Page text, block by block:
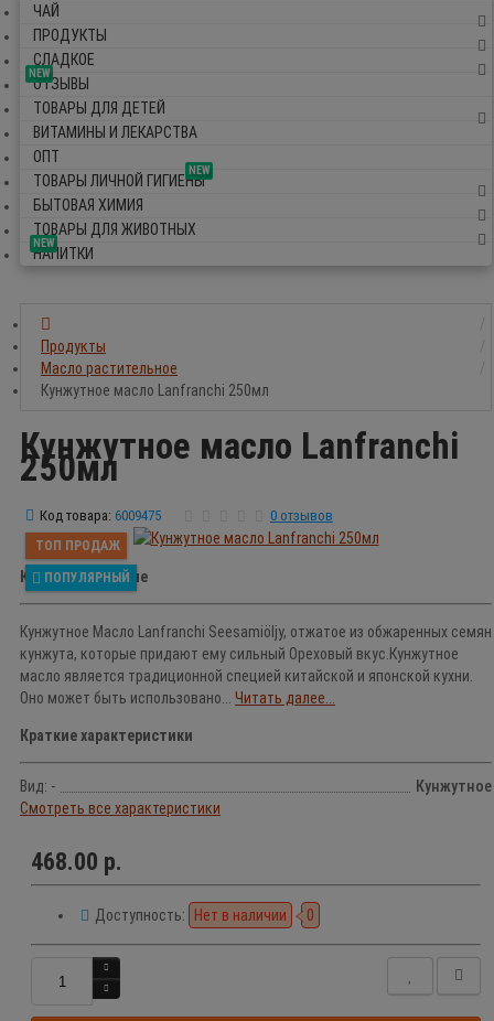
ЧАЙ
ПРОДУКТЫ
СЛАДКОЕ
NEW
ОТЗЫВЫ
ТОВАРЫ ДЛЯ ДЕТЕЙ
ВИТАМИНЫ И ЛЕКАРСТВА
ОПТ
NEW
ТОВАРЫ ЛИЧНОЙ ГИГИЕНЫ
БЫТОВАЯ ХИМИЯ
ТОВАРЫ ДЛЯ ЖИВОТНЫХ
NEW
НАПИТКИ
Продукты
Масло растительное
Кунжутное масло Lanfranchi 250мл
Кунжутное масло Lanfranchi
250мл
Код товара: 6009475 0 отзывов
ТОП ПРОДАЖ
ПОПУЛЯРНЫЙ
Краткое описание
Кунжутное Масло Lanfranchi Seesamiöljy, отжатое из обжаренных семян
кунжута, которые придают ему сильный Ореховый вкус.Кунжутное
масло является традиционной специей китайской и японской кухни.
Оно может быть использовано... Читать далее...
Краткие характеристики
Вид: -
Кунжутное
Смотреть все характеристики
468.00 р.
Доступность: Нет в наличии 0